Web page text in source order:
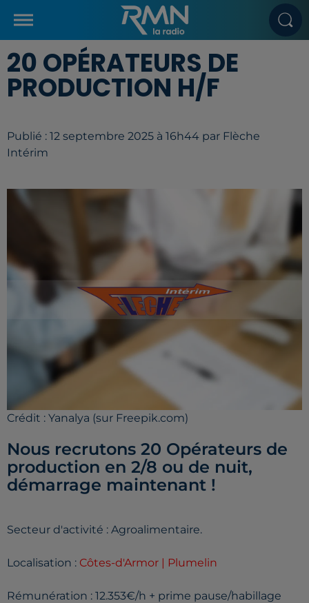
20 OPÉRATEURS DE
PRODUCTION H/F
Publié : 12 septembre 2025 à 16h44 par Flèche
Intérim
Crédit : Yanalya (sur Freepik.com)
Nous recrutons 20 Opérateurs de
production en 2/8 ou de nuit,
démarrage maintenant !
Secteur d'activité : Agroalimentaire.
Localisation : Côtes-d'Armor | Plumelin
Rémunération : 12.353€/h + prime pause/habillage